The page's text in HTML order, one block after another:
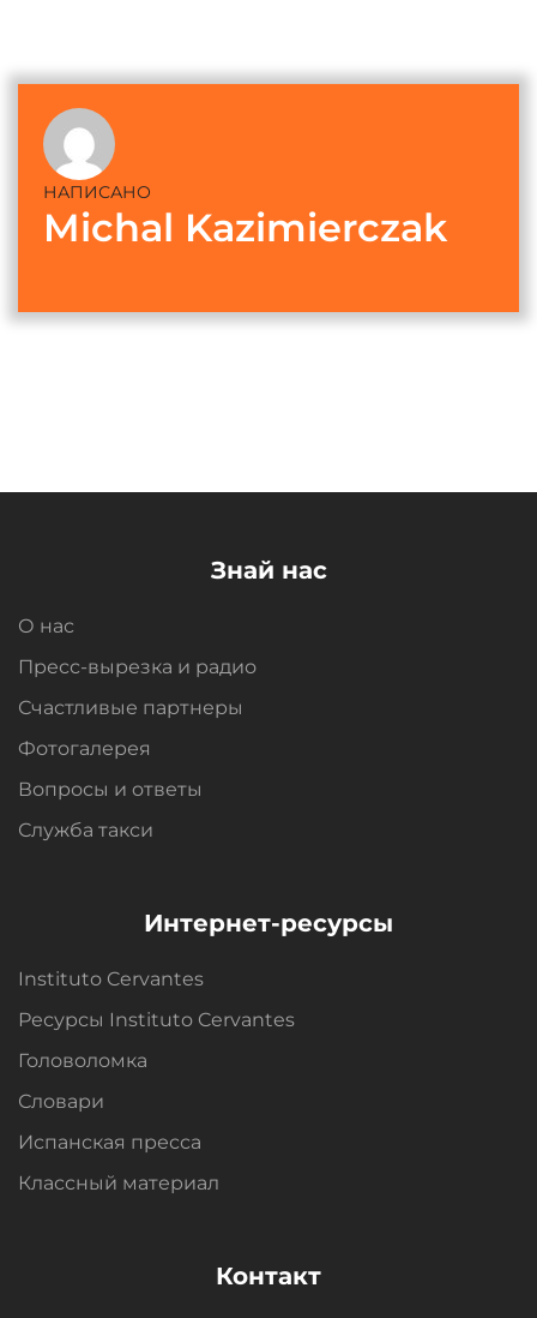
НАПИСАНО
Michal Kazimierczak
Знай нас
О нас
Пресс-вырезка и радио
Счастливые партнеры
Фотогалерея
Вопросы и oтветы
Служба такси
Интернет-ресурсы
Instituto Cervantes
Ресурсы Instituto Cervantes
Головоломка
Словари
Испанская пресса
Классный материал
Контакт